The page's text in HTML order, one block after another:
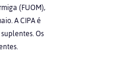
(FUOM),
A CIPA é
Os